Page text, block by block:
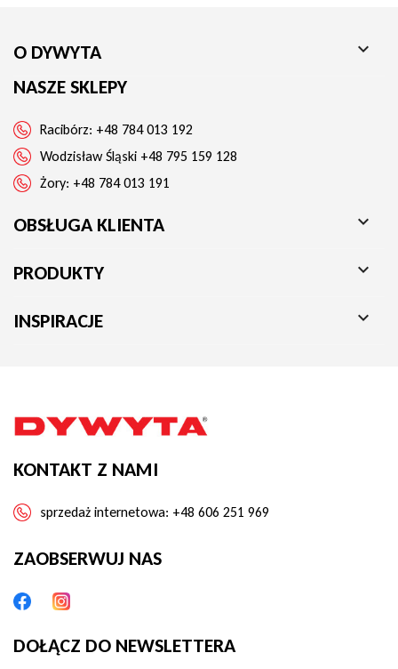
Wysokość runa
Kolor
Długość
195 cm
O DYWYTA 
NASZE SKLEPY
Racibórz: +48 784 013 192
Wodzisław Śląski +48 795 159 128
Żory: +48 784 013 191
OBSŁUGA KLIENTA 
PRODUKTY 
INSPIRACJE 
KONTAKT Z NAMI
sprzedaż internetowa: +48 606 251 969
ZAOBSERWUJ NAS
DOŁĄCZ DO NEWSLETTERA